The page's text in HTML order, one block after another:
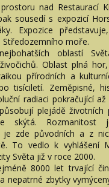
nad Restaurací
sousedí s expozicí
Expozice
moře.
oblastí
Oblast plná
přírodních a
tisíciletí. Zeměpisné,
radiaci pokračující
plejádě
skýtá. Rozmanitost
zde původních a z
To vedlo k vyhlášení
Světa již v roce 2000.
8000 let trvající
nepatrné zbytky